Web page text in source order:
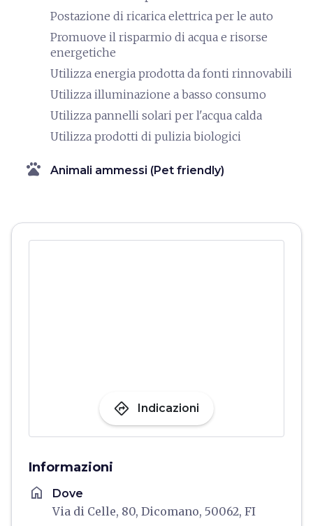
Postazione di ricarica elettrica per le auto
Promuove il risparmio di acqua e risorse
energetiche
Utilizza energia prodotta da fonti rinnovabili
Utilizza illuminazione a basso consumo
Utilizza pannelli solari per l'acqua calda
Utilizza prodotti di pulizia biologici
pets Animali ammessi (Pet friendly)
directions Indicazioni
Informazioni
home Dove
Via di Celle, 80, Dicomano, 50062, FI